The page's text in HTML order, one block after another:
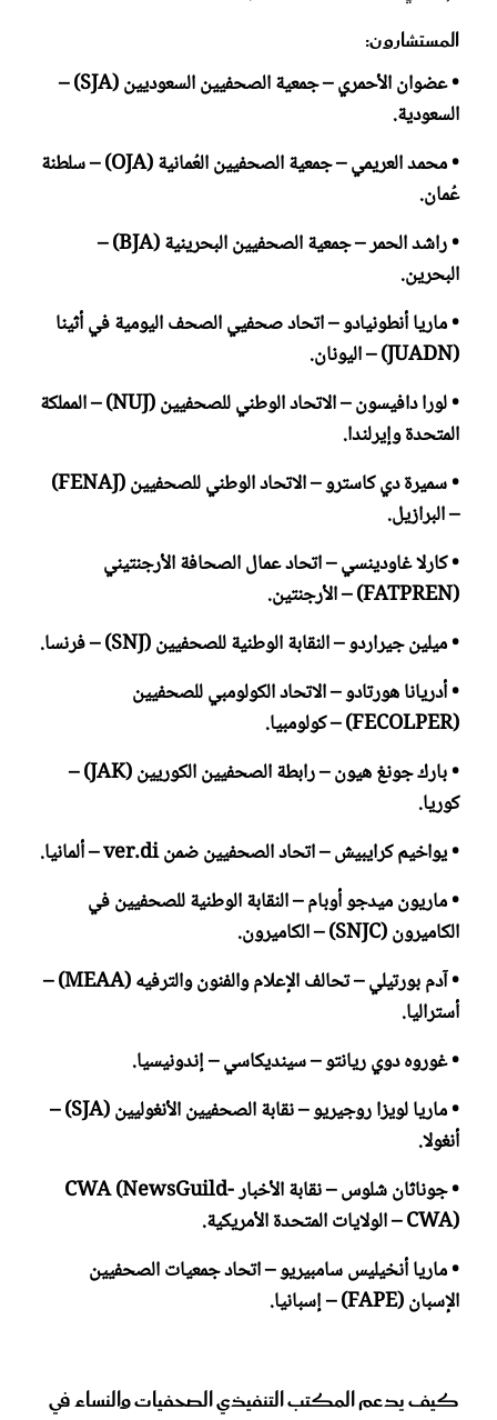
المستشارون:
• عضوان الأحمري – جمعية الصحفيين السعوديين (SJA) –
السعودية.
• محمد العريمي – جمعية الصحفيين العُمانية (OJA) – سلطنة
عُمان.
• راشد الحمر – جمعية الصحفيين البحرينية (BJA) –
البحرين.
• ماريا أنطونيادو – اتحاد صحفيي الصحف اليومية في أثينا
(JUADN) – اليونان.
• لورا دافيسون – الاتحاد الوطني للصحفيين (NUJ) – المملكة
المتحدة وإيرلندا.
• سميرة دي كاسترو – الاتحاد الوطني للصحفيين (FENAJ)
– البرازيل.
• كارلا غاودينسي – اتحاد عمال الصحافة الأرجنتيني
(FATPREN) – الأرجنتين.
• ميلين جيراردو – النقابة الوطنية للصحفيين (SNJ) – فرنسا.
• أدريانا هورتادو – الاتحاد الكولومبي للصحفيين
(FECOLPER) – كولومبيا.
• بارك جونغ هيون – رابطة الصحفيين الكوريين (JAK) –
كوريا.
• يواخيم كرايبيش – اتحاد الصحفيين ضمن ver.di – ألمانيا.
• ماريون ميدجو أوبام – النقابة الوطنية للصحفيين في
الكاميرون (SNJC) – الكاميرون.
• آدم بورتيلي – تحالف الإعلام والفنون والترفيه (MEAA) –
أستراليا.
• غوروه دوي ريانتو – سينديكاسي – إندونيسيا.
• ماريا لويزا روجيريو – نقابة الصحفيين الأنغوليين (SJA) –
أنغولا.
• جوناثان شلوس – نقابة الأخبار CWA (NewsGuild-
CWA) – الولايات المتحدة الأمريكية.
• ماريا أنخيليس سامبيريو – اتحاد جمعيات الصحفيين
الإسبان (FAPE) – إسبانيا.
كيف يدعم المكتب التنفيذي الصحفيات والنساء في